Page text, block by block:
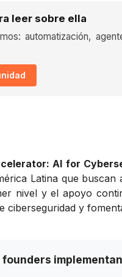
leer sobre ella
automatización,
AI for
Latina que
nivel y el apoyo
ciberseguridad y
founders